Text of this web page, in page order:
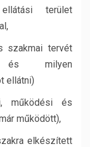
terület
szakmai tervét
és milyen
ellátni)
működési és
működött),
elkészített